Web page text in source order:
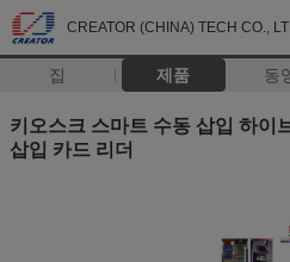
CREATOR (CHINA) TECH CO.,
집 제품 동
키오스크 스마트 수동 삽입 하이
삽입 카드 리더